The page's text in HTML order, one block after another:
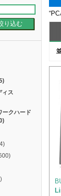
ィス
ークハード
“